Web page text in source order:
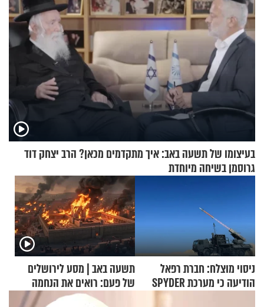
בעיצומו של תשעה באב: איך מתקדמים מכאן? הרב יצחק דוד
גרוסמן בשיחה מיוחדת
ניסוי מוצלח: חברת רפאל
הודיעה כי מערכת SPYDER
תשעה באב | מסע לירושלים
של פעם: רואים את הנחמה